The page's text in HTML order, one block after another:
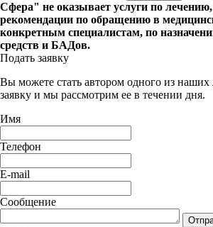
Сфера" не оказывает услуги по лечению,
рекомендации по обращению в
конкретным специалистам, по
средств и БАДов.
Подать заявку
Вы можете стать автором одного из наших
заявку и мы рассмотрим ее в течении дня.
Имя
Телефон
E-mail
Сообщение